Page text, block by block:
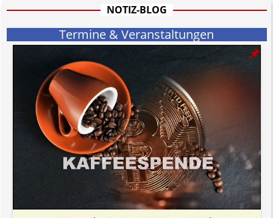
Bitte beachten Sie in dem Zusammenhang auch unsereAGB.
NOTIZ-BLOG
Termine & Veranstaltungen